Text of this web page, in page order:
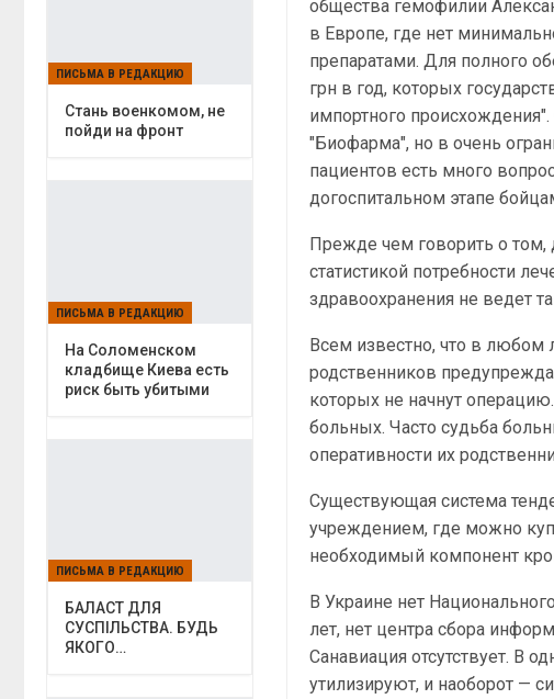
общества гемофилии
в Европе, где нет
препаратами. Для полного
грн в год, которых
импортного
"Биофарма", но в очень
пациентов есть много
догоспитальном этапе
Прежде чем говорить о том,
статистикой потребности
здравоохранения не ведет
Всем известно, что в любом
родственников
которых не начнут
больных. Часто судьба
оперативности их
Существующая система
учреждением, где можно
необходимый компонент
В Украине нет
лет, нет центра сбора
Санавиация отсутствует. В
утилизируют, и наоборот —
ПИСЬМА В РЕДАКЦИЮ
Cтань военкомом, не
пойди на фронт
ПИСЬМА В РЕДАКЦИЮ
На Соломенском
кладбище Киева есть
риск быть убитыми
ПИСЬМА В РЕДАКЦИЮ
БАЛАСТ ДЛЯ
СУСПІЛЬСТВА. БУДЬ
ЯКОГО…